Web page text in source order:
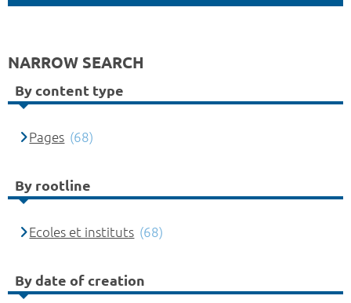
NARROW SEARCH
By content type
Pages (68)
By rootline
Ecoles et instituts (68)
By date of creation